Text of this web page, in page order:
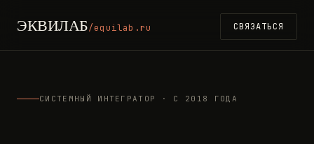
ЭКВИЛАБ/equilab.ru СВЯЗАТЬСЯ
СИСТЕМНЫЙ ИНТЕГРАТОР · С 2018 ГОДА